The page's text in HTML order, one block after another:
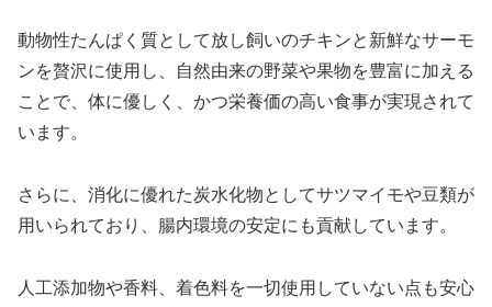
動物性たんぱく質として放し飼いのチキンと新鮮なサーモ
ンを贅沢に使用し、自然由来の野菜や果物を豊富に加える
ことで、体に優しく、かつ栄養価の高い食事が実現されて
います。
さらに、消化に優れた炭水化物としてサツマイモや豆類が
用いられており、腸内環境の安定にも貢献しています。
人工添加物や香料、着色料を一切使用していない点も安心